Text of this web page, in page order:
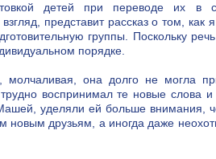
детей при переводе их в
представит рассказ о том, как
группы. Поскольку
порядке.
она долго не могла
воспринимал те новые слова
уделяли ей больше внимания,
новым друзьям, а иногда даже